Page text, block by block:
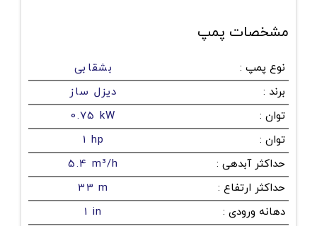
مشخصات پمپ
نوع پمپ :
بشقابی
برند :
دیزل ساز
توان :
0.75 kW
توان :
1 hp
حداکثر آبدهی :
5.4 m³/h
حداکثر ارتفاع :
33 m
دهانه ورودی :
1 in